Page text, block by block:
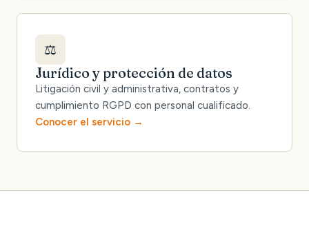
⚖️
Jurídico y protección de datos
Litigación civil y administrativa, contratos y
cumplimiento RGPD con personal cualificado.
Conocer el servicio